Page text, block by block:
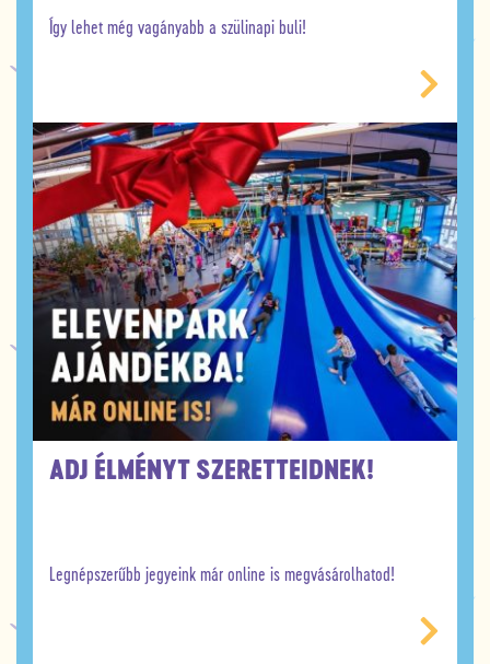
Így lehet még vagányabb a szülinapi buli!
ADJ ÉLMÉNYT SZERETTEIDNEK!
Legnépszerűbb jegyeink már online is megvásárolhatod!